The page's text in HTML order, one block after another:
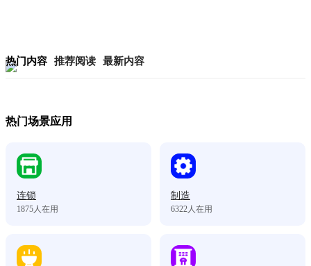
热门内容 推荐阅读 最新内容
热门场景应用
连锁
1875人在用
制造
6322人在用